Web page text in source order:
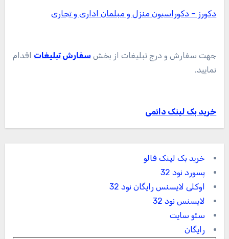
دکورز – دکوراسیون منزل و مبلمان اداری و تجاری
جهت سفارش و درج تبلیغات از بخش سفارش تبلیغات اقدام
نمایید.
خرید بک لینک دائمی
خرید بک لینک فالو
پسورد نود 32
اوکلی لایسنس رایگان نود 32
لایسنس نود 32
سئو سایت
رایگان